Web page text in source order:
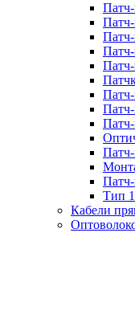
Тип
Кабели